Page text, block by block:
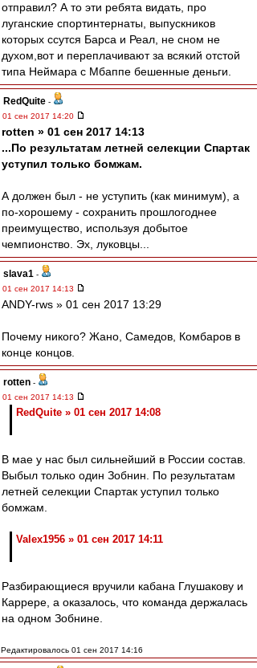
отправил? А то эти ребята видать, про
луганские спортинтернаты, выпускников
которых ссутся Барса и Реал, не сном не
духом,вот и переплачивают за всякий отстой
типа Неймара с Мбаппе бешенные деньги.
RedQuite -
01 сен 2017 14:20
rotten » 01 сен 2017 14:13
...По результатам летней селекции Спартак
уступил только бомжам.
А должен был - не уступить (как минимум), а
по-хорошему - сохранить прошлогоднее
преимущество, используя добытое
чемпионство. Эх, луковцы...
slava1 -
01 сен 2017 14:13
ANDY-rws » 01 сен 2017 13:29
Почему никого? Жано, Самедов, Комбаров в
конце концов.
rotten -
01 сен 2017 14:13
RedQuite » 01 сен 2017 14:08
В мае у нас был сильнейший в России состав.
Выбыл только один Зобнин. По результатам
летней селекции Спартак уступил только
бомжам.
Valex1956 » 01 сен 2017 14:11
Разбирающиеся вручили кабана Глушакову и
Каррере, а оказалось, что команда держалась
на одном Зобнине.
Редактировалось 01 сен 2017 14:16